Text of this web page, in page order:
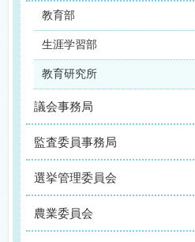
教育部
生涯学習部
教育研究所
議会事務局
監査委員事務局
選挙管理委員会
農業委員会